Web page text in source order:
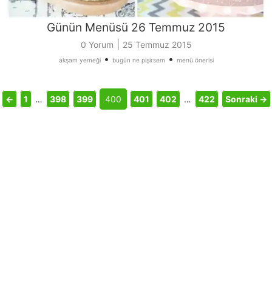
Günün Menüsü 26 Temmuz 2015
0 Yorum 25 Temmuz 2015
akşam yemeği• bugün ne pişirsem • menü önerisi
← 1 … 398 399 400 401 402 … 422 Sonraki →